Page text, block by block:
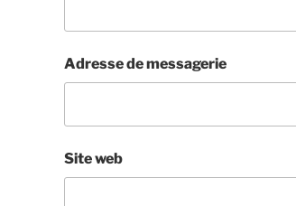
Adresse de messagerie
Site web